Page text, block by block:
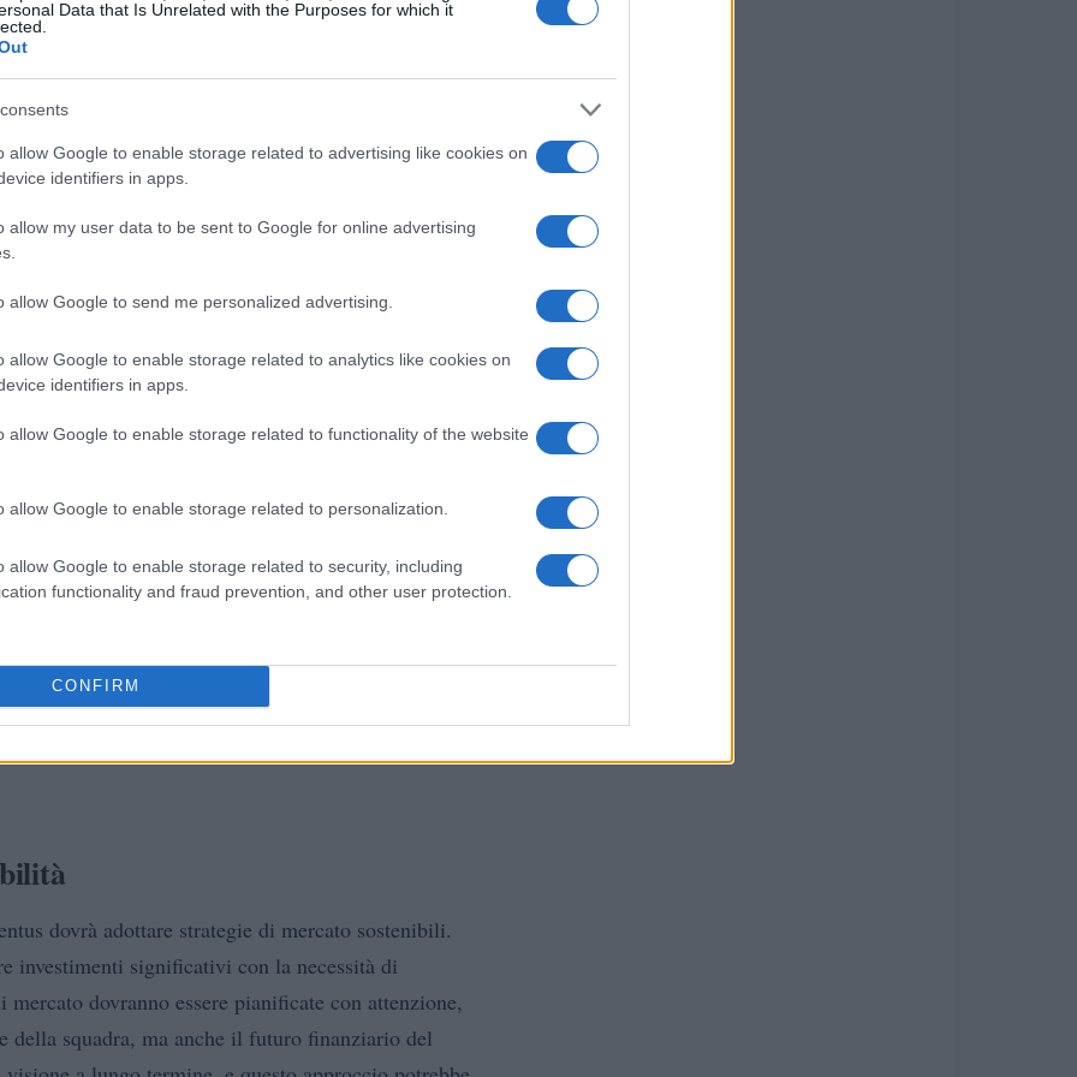
Data that Is Unrelated with the Purposes for which it
allow Google to enable storage related to advertising like cookies on
identifiers in apps.
allow my user data to be sent to Google for online advertising
allow Google to send me personalized advertising.
allow Google to enable storage related to analytics like cookies on
identifiers in apps.
allow Google to enable storage related to functionality of the website
allow Google to enable storage related to personalization.
allow Google to enable storage related to security, including
functionality and fraud prevention, and other user protection.
CONFIRM
opzioni disponibili sul mercato.
è Ronald Araujo, difensore del Barcellona. La
un obiettivo interessante per la Juventus.
alla retroguardia bianconera. Altri nomi che
esperti e attaccanti prolifici, che potrebbero
Juventus dovrà anche tenere d’occhio i giovani
per il futuro.
dovrà adottare strategie di mercato sostenibili.
investimenti significativi con la necessità di
dovranno essere pianificate con attenzione,
della squadra, ma anche il futuro finanziario del